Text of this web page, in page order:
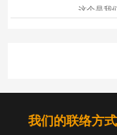
这个是我
售热线电
我们的联络方式